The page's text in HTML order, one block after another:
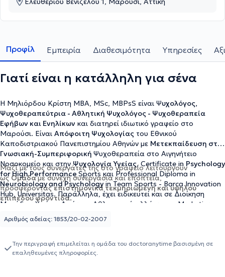
Προφίλ Εμπειρία Διαθεσιμότητα Υπηρεσίες
Γιατί είναι η κατάλληλη για σένα
H Μηλιόρδου Κρίστη MBA, MSc, MBPsS είναι Ψυχολόγος,
Ψυχοθεραπεύτρια - Αθλητική Ψυχολόγος - Ψυχοθεραπεία
Εφήβων και Ενηλίκων και διατηρεί ιδιωτικό γραφείο στο
Μαρούσι. Είναι Απόφοιτη Ψυχολογίας του Εθνικού
Καποδιστριακού Πανεπιστημίου Αθηνών με Μετεκπαίδευση στη
Γνωσιακή-Συμπεριφορική Ψυχοθεραπεία στο Αιγηνήτειο
Νοσοκομείο και στηνΨυχολογία Υγείας, Certificate in Psychology
for High Performance Sports και Professional Diploma in
Neurobiology and Psychologyin Team Sports - Barca Innovation
Hub, Universitas. Παράλληλα, έχει ειδικευτεί και σε Διοίκηση
Μονάδων Υγείας, Διοίκηση Αθλητισμού αλλά και σε Marketing.
Αυτή την περίοδο εργάζεται ως
ψυχολόγοςστο γραφείο της στο Μαρούσι, ως Αθλητική
εξωτερικός συνεργάτης-ψυχολόγος σε εργαζόμενους μέσω της
εταιρείαςHellas EAP.Επιπλέον συμμετέχει σε συνέδρια σχετικά
Μαζί με τους συνεργάτες της στο γραφείο λειτουργούν
ως Ομάδαμε συνεχή συνεργασία και εποπτεία,
προσφέρονταςεπιστημονικά τεκμηριωμένη και υψηλού
επιπέδου φροντίδα.
Αριθμός αδείας: 1853/20-02-2007
Την περιγραφή επιμελείται η ομάδα του doctoranytime βασισμένη σε
επαληθευμένες πληροφορίες.